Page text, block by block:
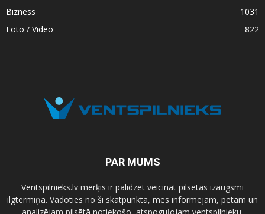
Bizness
1031
Foto / Video
822
PAR MUMS
Ventspilnieks.lv mērķis ir palīdzēt veicināt pilsētas izaugsmi
ilgtermiņā. Vadoties no šī skatpunkta, mēs informējam, pētam un